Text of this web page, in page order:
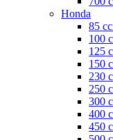
Honda
85
100
125
150
230
250
300
400
450